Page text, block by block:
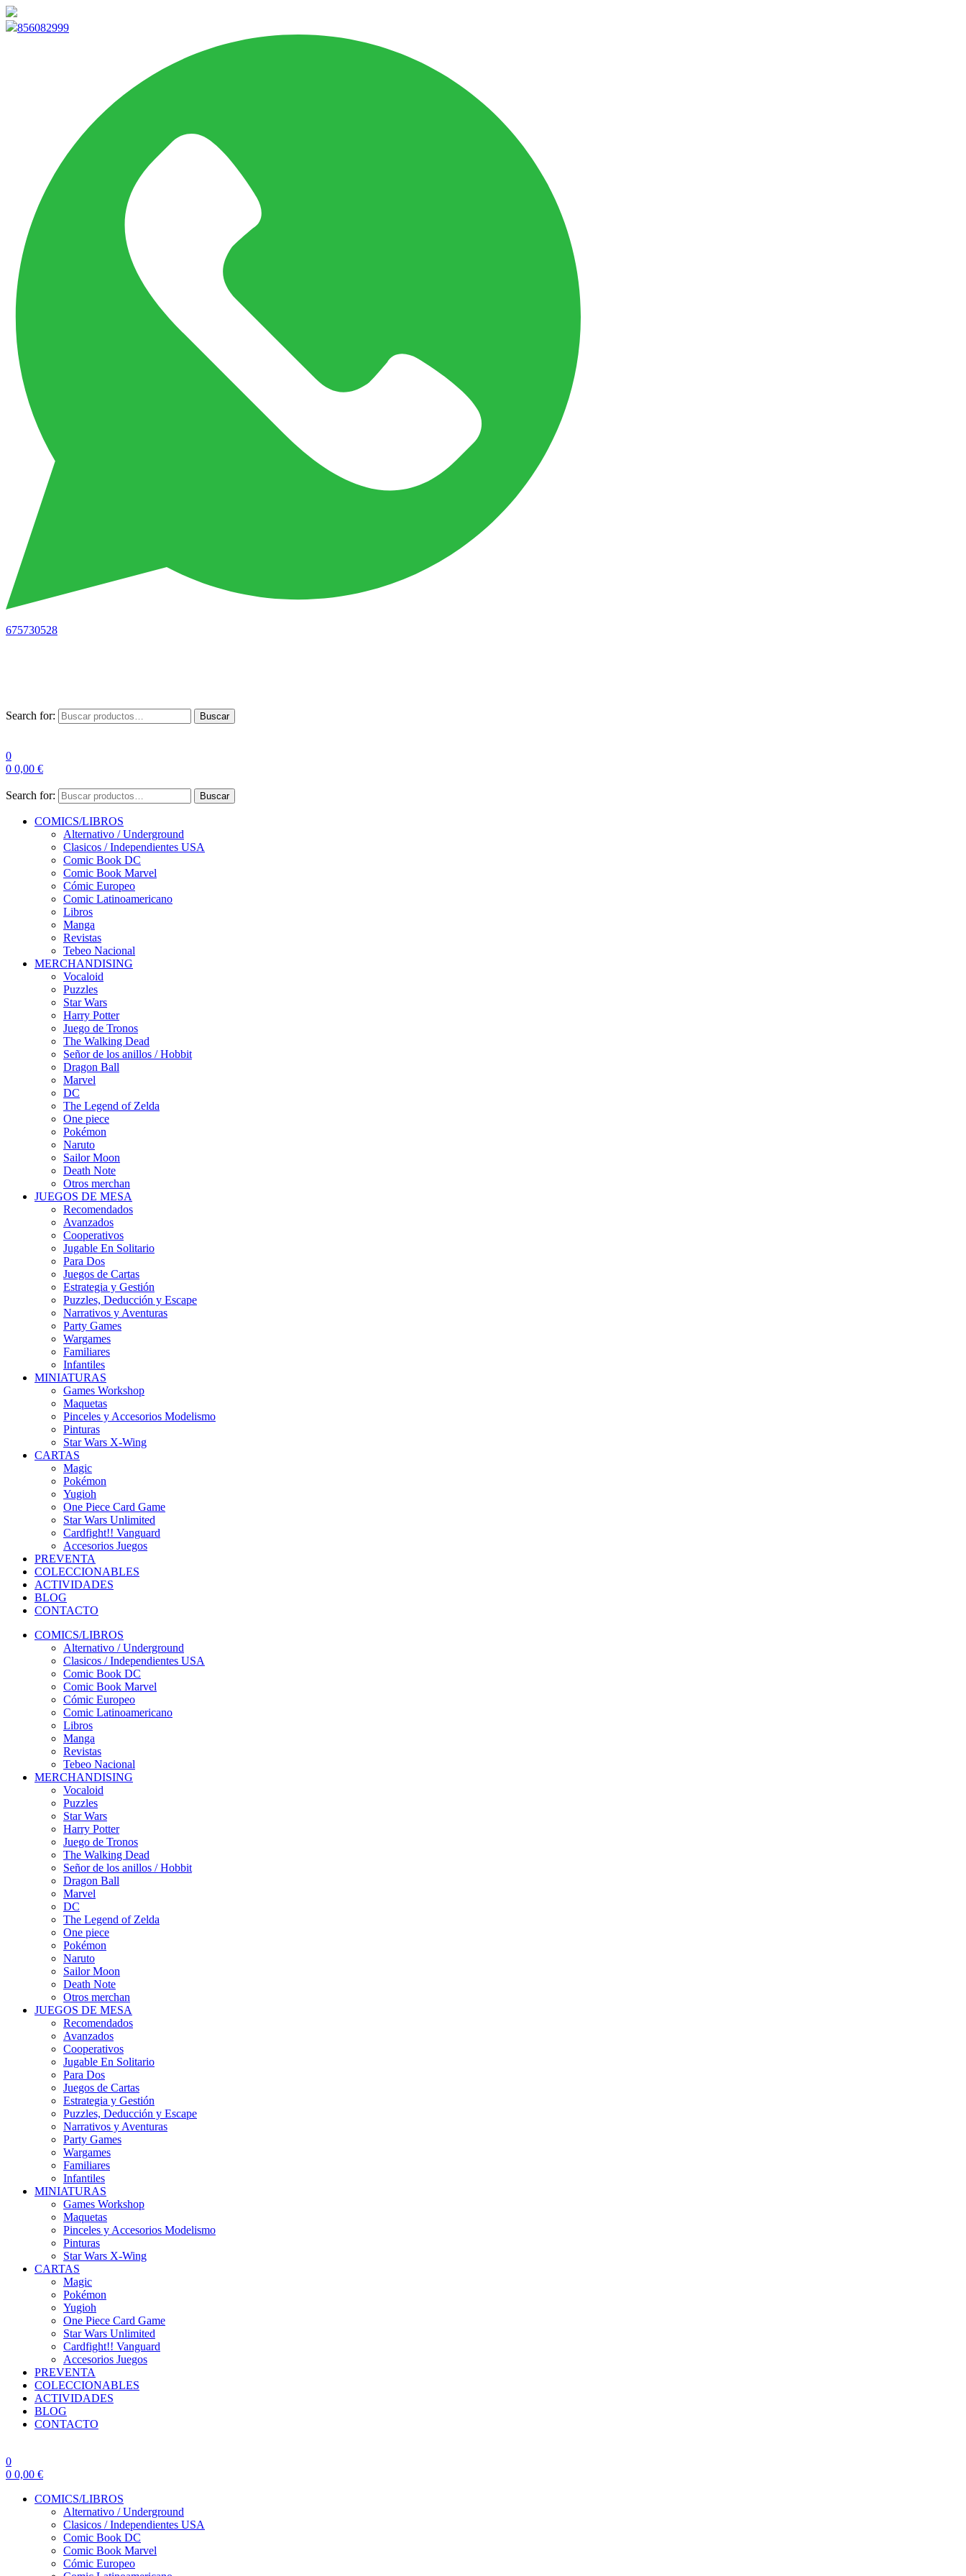
856082999
675730528
Search for: Buscar
0
0 0,00 €
Search for: Buscar
COMICS/LIBROS
Alternativo / Underground
Clasicos / Independientes USA
Comic Book DC
Comic Book Marvel
Cómic Europeo
Comic Latinoamericano
Libros
Manga
Revistas
Tebeo Nacional
MERCHANDISING
Vocaloid
Puzzles
Star Wars
Harry Potter
Juego de Tronos
The Walking Dead
Señor de los anillos / Hobbit
Dragon Ball
Marvel
DC
The Legend of Zelda
One piece
Pokémon
Naruto
Sailor Moon
Death Note
Otros merchan
JUEGOS DE MESA
Recomendados
Avanzados
Cooperativos
Jugable En Solitario
Para Dos
Juegos de Cartas
Estrategia y Gestión
Puzzles, Deducción y Escape
Narrativos y Aventuras
Party Games
Wargames
Familiares
Infantiles
MINIATURAS
Games Workshop
Maquetas
Pinceles y Accesorios Modelismo
Pinturas
Star Wars X-Wing
CARTAS
Magic
Pokémon
Yugioh
One Piece Card Game
Star Wars Unlimited
Cardfight!! Vanguard
Accesorios Juegos
PREVENTA
COLECCIONABLES
ACTIVIDADES
BLOG
CONTACTO
COMICS/LIBROS
Alternativo / Underground
Clasicos / Independientes USA
Comic Book DC
Comic Book Marvel
Cómic Europeo
Comic Latinoamericano
Libros
Manga
Revistas
Tebeo Nacional
MERCHANDISING
Vocaloid
Puzzles
Star Wars
Harry Potter
Juego de Tronos
The Walking Dead
Señor de los anillos / Hobbit
Dragon Ball
Marvel
DC
The Legend of Zelda
One piece
Pokémon
Naruto
Sailor Moon
Death Note
Otros merchan
JUEGOS DE MESA
Recomendados
Avanzados
Cooperativos
Jugable En Solitario
Para Dos
Juegos de Cartas
Estrategia y Gestión
Puzzles, Deducción y Escape
Narrativos y Aventuras
Party Games
Wargames
Familiares
Infantiles
MINIATURAS
Games Workshop
Maquetas
Pinceles y Accesorios Modelismo
Pinturas
Star Wars X-Wing
CARTAS
Magic
Pokémon
Yugioh
One Piece Card Game
Star Wars Unlimited
Cardfight!! Vanguard
Accesorios Juegos
PREVENTA
COLECCIONABLES
ACTIVIDADES
BLOG
CONTACTO
0
0 0,00 €
COMICS/LIBROS
Alternativo / Underground
Clasicos / Independientes USA
Comic Book DC
Comic Book Marvel
Cómic Europeo